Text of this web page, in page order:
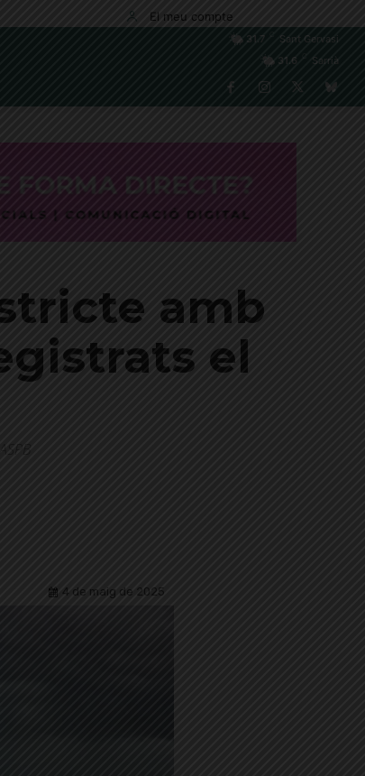
El meu compte
31.7
Sant Gervasi
31.6
Sarrià
amb
el
4 de maig de 2025